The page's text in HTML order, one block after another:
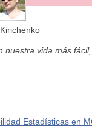
nuestra vida más
Estadísticas en